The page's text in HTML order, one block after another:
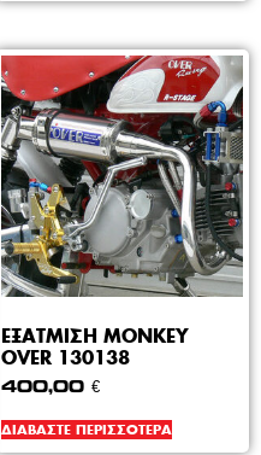
ΕΞΑΤΜΙΣΗ MONKEY
OVER 130138
400,00 €
ΔΙΑΒΆΣΤΕ ΠΕΡΙΣΣΌΤΕΡΑ